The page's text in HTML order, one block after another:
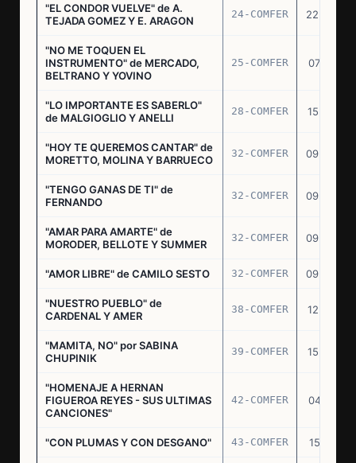
"EL CONDOR VUELVE" de A.
TEJADA GOMEZ Y E. ARAGON
24-COMFER 22.06.76
"NO ME TOQUEN EL
INSTRUMENTO" de MERCADO,
BELTRANO Y YOVINO
25-COMFER 07.07.76
"LO IMPORTANTE ES SABERLO"
de MALGIOGLIO Y ANELLI
28-COMFER 15.07.76
"HOY TE QUEREMOS CANTAR" de
MORETTO, MOLINA Y BARRUECO
32-COMFER 09.09.76
"TENGO GANAS DE TI" de
FERNANDO
32-COMFER 09.09.76
"AMAR PARA AMARTE" de
MORODER, BELLOTE Y SUMMER
32-COMFER 09.09.76
"AMOR LIBRE" de CAMILO SESTO 32-COMFER 09.09.76
"NUESTRO PUEBLO" de
CARDENAL Y AMER
38-COMFER 12.10.76
"MAMITA, NO" por SABINA
CHUPINIK
39-COMFER 15.10.76
"HOMENAJE A HERNAN
FIGUEROA REYES - SUS ULTIMAS
CANCIONES"
42-COMFER 04.11.76
"CON PLUMAS Y CON DESGANO" 43-COMFER 15.11.76